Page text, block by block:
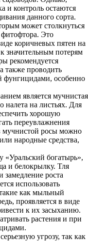
и контроль остаются
данного сорта.
может столкнуться
фитофтора. Это
коричневых пятен на
значительным потерям
рекомендуется
также проводить
фунгицидами, особенно
является мучнистая
налета на листьях. Для
хорошую
переувлажнения
мучнистой росы можно
народные средства,
«Уральский богатырь»,
и белокрылку. Тля
роста
использовать
как мыльный
проявляется в виде
к их засыханию.
растения и при
угрозу, так как